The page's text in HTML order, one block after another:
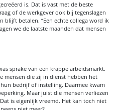
is. Dat is vast met de beste
of de werkgever ook bij tegenslagen
blijft betalen. “Een echte collega word ik
we de laatste maanden dat mensen
sprake van een krappe arbeidsmarkt.
mensen die zij in dienst hebben het
bedrijf of instelling. Daarmee kwam
Maar juist die mensen verliezen
is eigenlijk vreemd. Het kan toch niet